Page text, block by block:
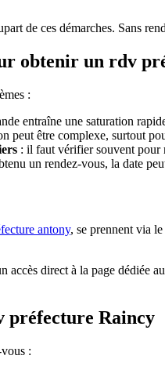
de ces démarches. Sans
obtenir un rdv
:
entraîne une saturation
peut être complexe, surtout
: il faut vérifier souvent pour
un rendez-vous, la date
antony, se prennent via
accès direct à la page dédiée au
préfecture Raincy
: